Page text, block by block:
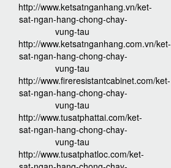
http://www.ketsatnganhang.vn/ket-
sat-ngan-hang-chong-chay-
vung-tau
http://www.ketsatnganhang.com.vn/ket-
sat-ngan-hang-chong-chay-
vung-tau
http://www.fireresistantcabinet.com/ket-
sat-ngan-hang-chong-chay-
vung-tau
http://www.tusatphattai.com/ket-
sat-ngan-hang-chong-chay-
vung-tau
http://www.tusatphatloc.com/ket-